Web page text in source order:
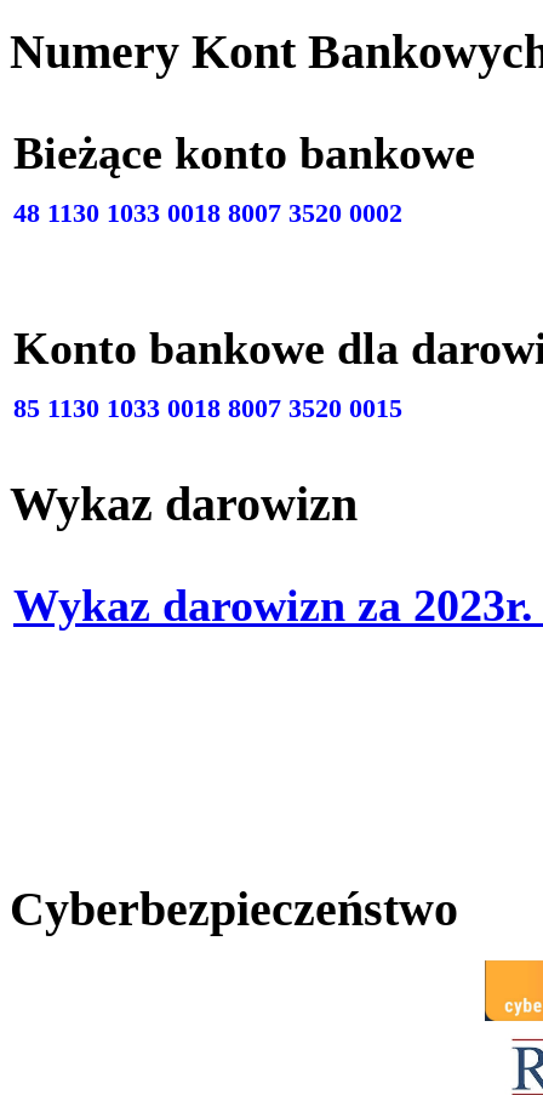
Numery Kont
Bieżące konto
48 1130 1033 0018 8007 3520 0002
Konto bankowe dla
85 1130 1033 0018 8007 3520 0015
Wykaz darowizn
Wykaz darowizn za
Cyberbezpieczeństwo